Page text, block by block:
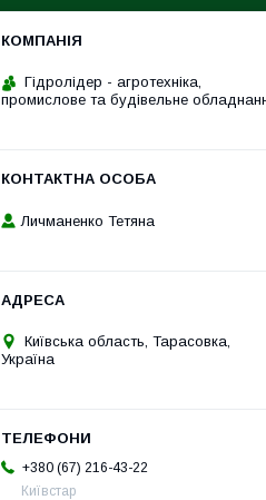
Гідролідер - агротехніка,
промислове та будівельне
Личманенко Тетяна
Київська область, Тарасовка,
Україна
+380 (67) 216-43-22
Київстар